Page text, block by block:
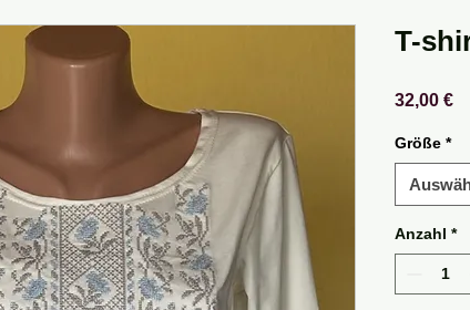
T-
32,00 €
Größe *
Anzahl *